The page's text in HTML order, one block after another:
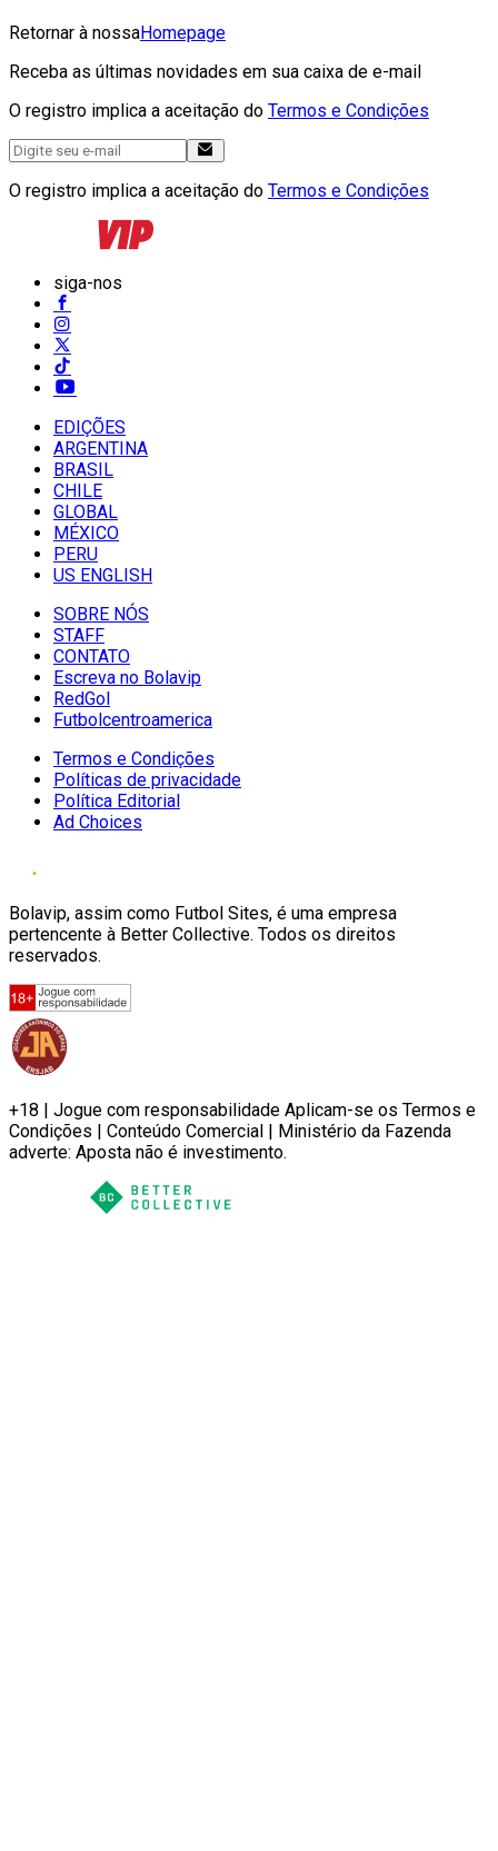
Retornar à nossaHomepage
Receba as últimas novidades em sua caixa de e-mail
O registro implica a aceitação do Termos e Condições
O registro implica a aceitação do Termos e Condições
siga-nos
EDIÇÕES
ARGENTINA
BRASIL
CHILE
GLOBAL
MÉXICO
PERU
US ENGLISH
SOBRE NÓS
STAFF
CONTATO
Escreva no Bolavip
RedGol
Futbolcentroamerica
Termos e Condições
Políticas de privacidade
Política Editorial
Ad Choices
Bolavip, assim como Futbol Sites, é uma empresa
pertencente à Better Collective. Todos os direitos
reservados.
+18 | Jogue com responsabilidade Aplicam-se os Termos e
Condições | Conteúdo Comercial | Ministério da Fazenda
adverte: Aposta não é investimento.